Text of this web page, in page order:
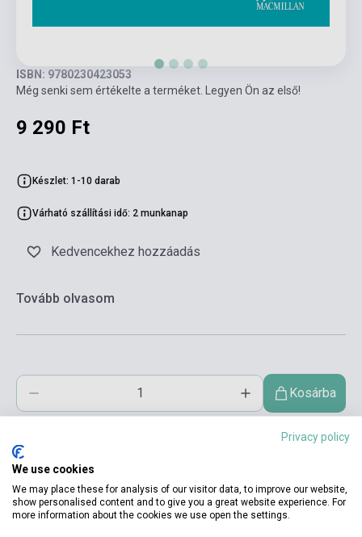
ISBN: 9780230423053
Még senki sem értékelte a terméket. Legyen Ön az első!
9 290 Ft
Készlet: 1-10 darab
Várható szállítási idő: 2 munkanap
Kedvencekhez hozzáadás
Tovább olvasom
Kosárba
Privacy policy
We use cookies
We may place these for analysis of our visitor data, to improve our website,
show personalised content and to give you a great website experience. For
more information about the cookies we use open the settings.